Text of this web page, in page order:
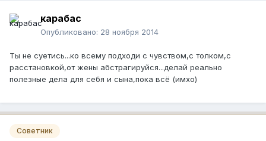
карабас
Опубликовано: 28 ноября 2014
Ты не суетись...ко всему подходи с чувством,с толком,с
расстановкой,от жены абстрагируйся...делай реально
полезные дела для себя и сына,пока всё (имхо)
Советник